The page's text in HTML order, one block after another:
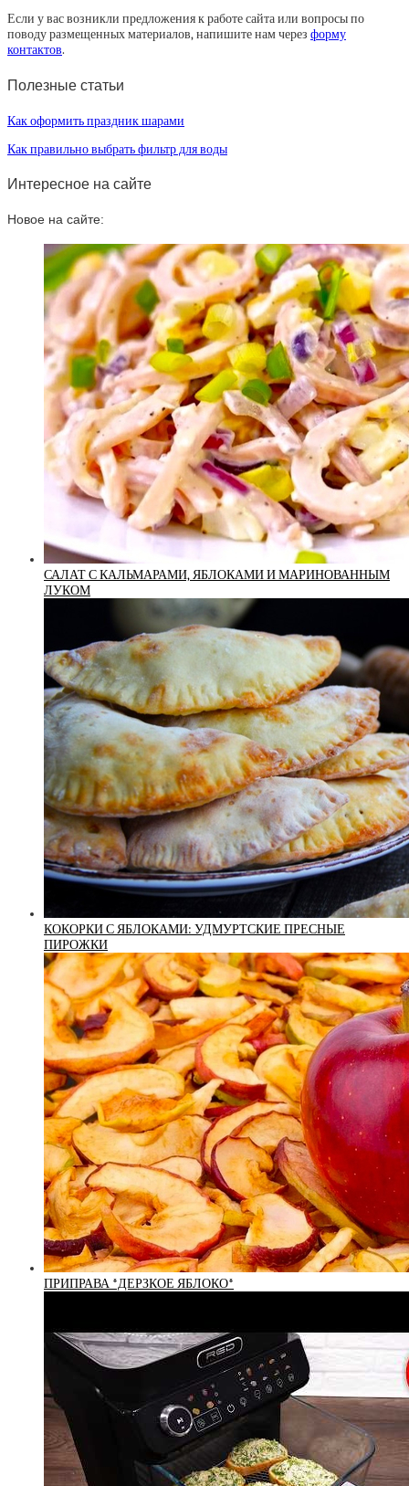
Если у вас возникли предложения к работе сайта или вопросы по
поводу размещенных материалов, напишите нам через форму
контактов.
Полезные статьи
Как оформить праздник шарами
Как правильно выбрать фильтр для воды
Интересное на сайте
Новое на сайте:
САЛАТ С КАЛЬМАРАМИ, ЯБЛОКАМИ И МАРИНОВАННЫМ
ЛУКОМ
КОКОРКИ С ЯБЛОКАМИ: УДМУРТСКИЕ ПРЕСНЫЕ
ПИРОЖКИ
ПРИПРАВА *ДЕРЗКОЕ ЯБЛОКО*